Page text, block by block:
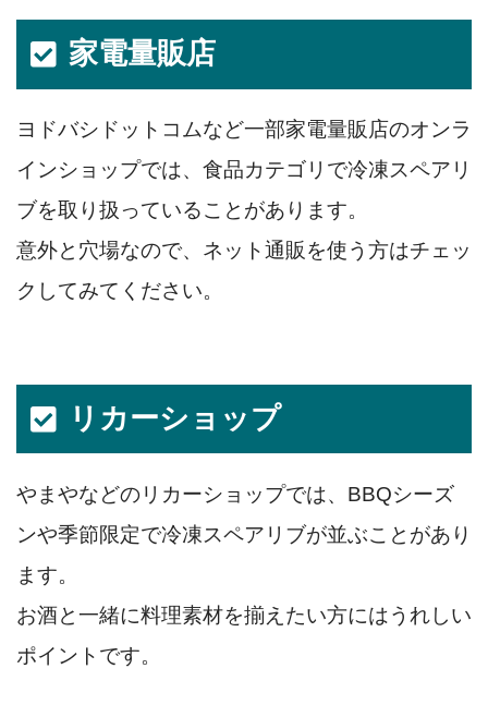
家電量販店
ヨドバシドットコムなど一部家電量販店のオンラ
インショップでは、食品カテゴリで冷凍スペアリ
ブを取り扱っていることがあります。
意外と穴場なので、ネット通販を使う方はチェッ
クしてみてください。
リカーショップ
やまやなどのリカーショップでは、BBQシーズ
ンや季節限定で冷凍スペアリブが並ぶことがあり
ます。
お酒と一緒に料理素材を揃えたい方にはうれしい
ポイントです。